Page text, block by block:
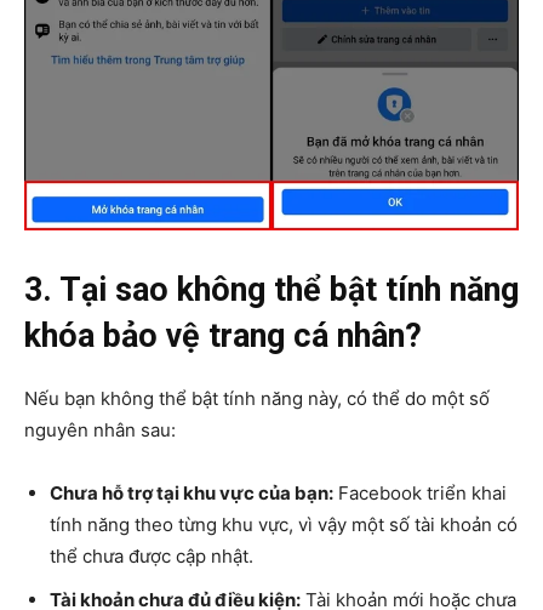
3. Tại sao không thể bật tính năng
khóa bảo vệ trang cá nhân?
Nếu bạn không thể bật tính năng này, có thể do một số
nguyên nhân sau:
Chưa hỗ trợ tại khu vực của bạn: Facebook triển khai
tính năng theo từng khu vực, vì vậy một số tài khoản có
thể chưa được cập nhật.
Tài khoản chưa đủ điều kiện: Tài khoản mới hoặc chưa